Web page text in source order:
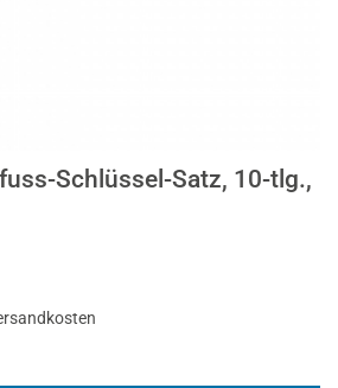
Schlüssel-Satz, 10-tlg.,
Satz, 10-tlg., 3/8", 10-19 mm Menge